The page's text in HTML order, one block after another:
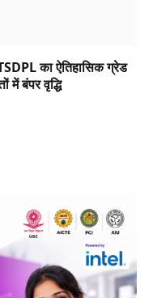
का ऐतिहासिक ग्रेड
में बंपर वृद्धि